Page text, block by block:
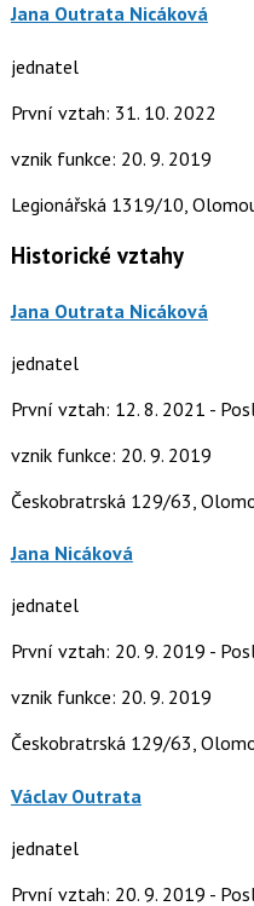
Jana Outrata Nicáková
jednatel
První vztah: 31. 10. 2022
vznik funkce: 20. 9. 2019
Legionářská 1319/10,
Historické vztahy
Jana Outrata Nicáková
jednatel
První vztah: 12. 8. 2021 -
vznik funkce: 20. 9. 2019
Českobratrská 129/63,
Jana Nicáková
jednatel
První vztah: 20. 9. 2019 -
vznik funkce: 20. 9. 2019
Českobratrská 129/63,
Václav Outrata
jednatel
První vztah: 20. 9. 2019 -